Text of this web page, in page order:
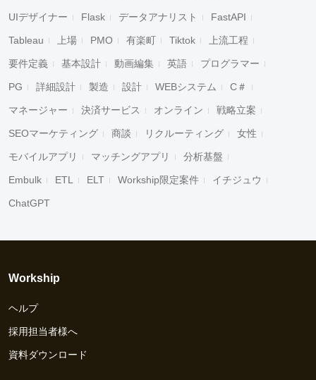
UIデザイナー Flask データアナリスト FastAPI
Tableau 上場 PMO 有楽町 Tiktok 上流工程
要件定義 基本設計 動画編集 英語 プログラマー
PG 詳細設計 製造 設計 WEBシステム C＃
マネージャー 決済サービス オンライン 戦略立案
SEOマーケティング 商談 リクルーティング 女性
モバイルアプリ マッチングアプリ 分析基盤
Embulk ETL ELT Workship限定案件 イチジュウ
ChatGPT
Workship
ヘルプ
採用担当者様へ
資料ダウンロード